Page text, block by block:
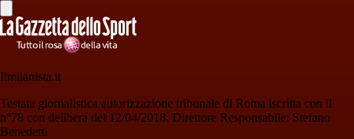
Ilmilanista.it
Testata giornalistica autorizzazione tribunale di Roma iscritta con il
n°78 con delibera del 12/04/2018. Direttore Responsabile: Stefano
Benedetti